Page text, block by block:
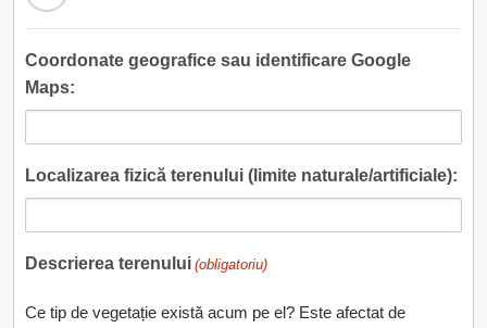
Coordonate geografice sau identificare Google
Maps:
Localizarea fizică terenului (limite naturale/artificiale):
Descrierea terenului (obligatoriu)
Ce tip de vegetație există acum pe el? Este afectat de